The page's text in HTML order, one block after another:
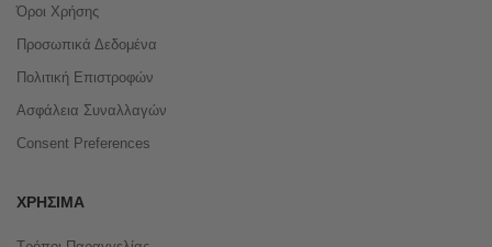
Όροι Χρήσης
Προσωπικά Δεδομένα
Πολιτική Επιστροφών
Ασφάλεια Συναλλαγών
Consent Preferences
ΧΡΉΣΙΜΑ